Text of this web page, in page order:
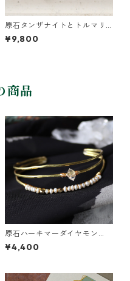
原石タンザナイトとトルマリ
ンとクレマチスの葉ピアス
¥9,800
商品
原石ハーキマーダイヤモン
ド・パールの3連バングル
¥4,400